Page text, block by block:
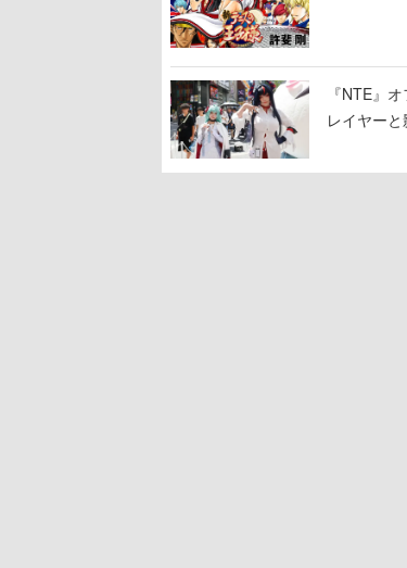
『NTE』
レイヤー